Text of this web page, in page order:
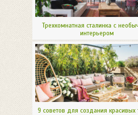
Трехкомнатная сталинка с
интерьером
9 советов для создания красивых